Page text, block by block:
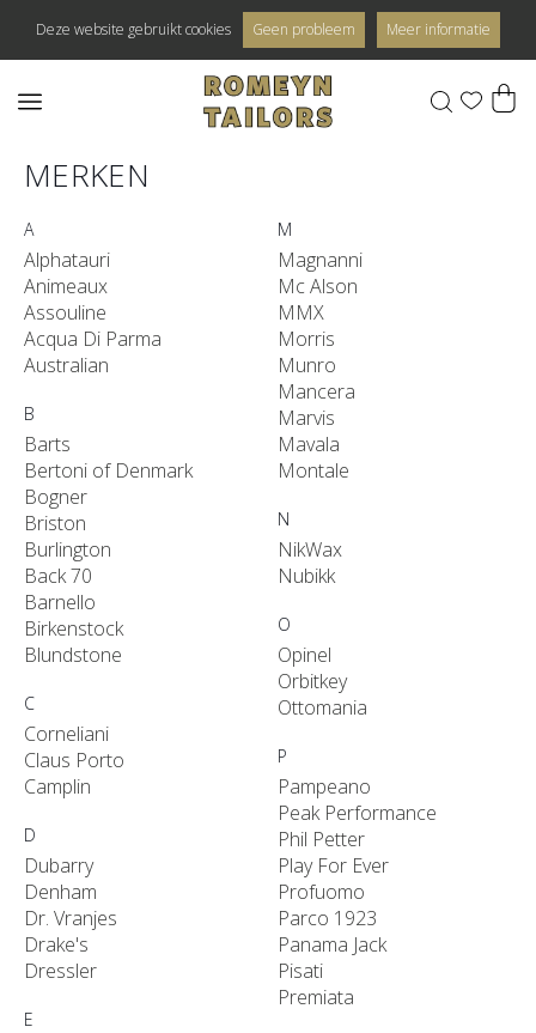
Deze website gebruikt cookies Geen probleem Meer informatie
0
MERKEN
A
Alphatauri
Animeaux
Assouline
Acqua Di Parma
Australian
B
Barts
Bertoni of Denmark
Bogner
Briston
Burlington
Back 70
Barnello
Birkenstock
Blundstone
C
Corneliani
Claus Porto
Camplin
D
Dubarry
Denham
Dr. Vranjes
Drake's
Dressler
E
M
Magnanni
Mc Alson
MMX
Morris
Munro
Mancera
Marvis
Mavala
Montale
N
NikWax
Nubikk
O
Opinel
Orbitkey
Ottomania
P
Pampeano
Peak Performance
Phil Petter
Play For Ever
Profuomo
Parco 1923
Panama Jack
Pisati
Premiata